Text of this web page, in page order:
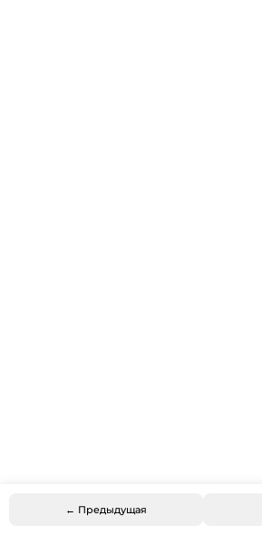
← Предыдущая